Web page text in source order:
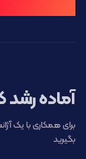
آماده
برای همکاری با یک
بگیرید